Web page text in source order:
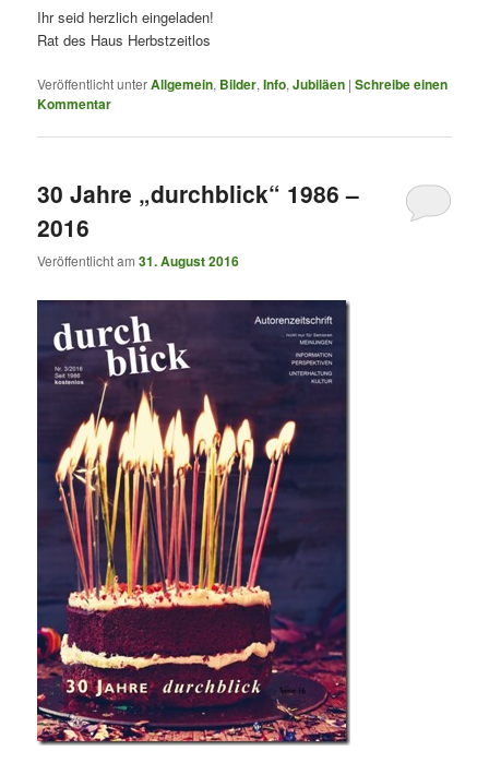
Ihr seid herzlich eingeladen!
Rat des Haus Herbstzeitlos
Veröffentlicht unterAllgemein, Bilder,Info,Jubiläen |Schreibe einen
Kommentar
30 Jahre „durchblick“ 1986 –
2016
Veröffentlicht am31. August 2016